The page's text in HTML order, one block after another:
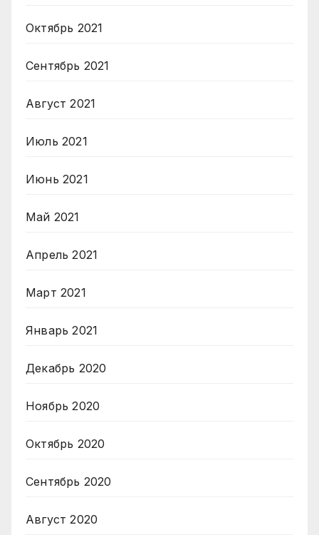
Октябрь 2021
Сентябрь 2021
Август 2021
Июль 2021
Июнь 2021
Май 2021
Апрель 2021
Март 2021
Январь 2021
Декабрь 2020
Ноябрь 2020
Октябрь 2020
Сентябрь 2020
Август 2020